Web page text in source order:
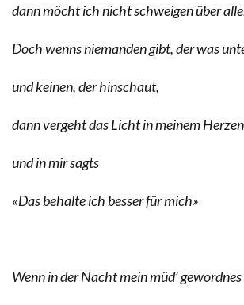
dann möcht ich nicht schweigen über
Doch wenns niemanden gibt, der was
und keinen, der hinschaut,
dann vergeht das Licht in meinem Herzen
und in mir sagts
«Das behalte ich besser für mich»
Wenn in der Nacht mein müd’